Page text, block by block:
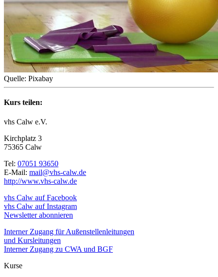
Quelle: Pixabay
Kurs teilen:
vhs Calw e.V.
Kirchplatz 3
75365 Calw
Tel: 07051 93650
E-Mail: mail@vhs-calw.de
http://www.vhs-calw.de
vhs Calw auf Facebook
vhs Calw auf Instagram
Newsletter abonnieren
Interner Zugang für Außenstellenleitungen
und Kursleitungen
Interner Zugang zu CWA und BGF
Kurse